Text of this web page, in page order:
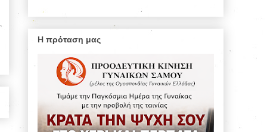
Η πρόταση μας